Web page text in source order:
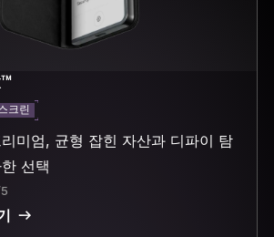
크린
미엄, 균형 잡힌 자산과 디파이 탐
선택